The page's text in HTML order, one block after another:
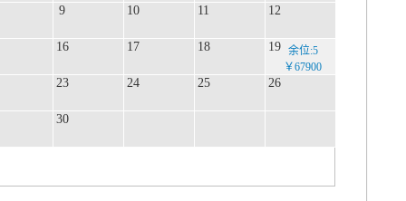
9 10 11 12
16 17 18 19
余位:5
￥67900
23 24 25 26
30